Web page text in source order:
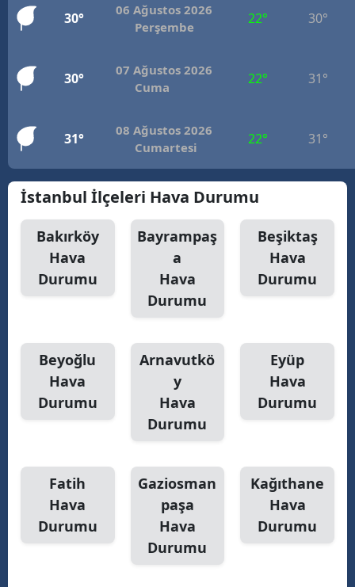
30°
06 Ağustos 2026
Perşembe
22° 30°
30°
07 Ağustos 2026
Cuma
22° 31°
31°
08 Ağustos 2026
Cumartesi
22° 31°
İstanbul İlçeleri Hava Durumu
Bakırköy
Hava
Durumu
Bayrampaş
a
Hava
Durumu
Beşiktaş
Hava
Durumu
Beyoğlu
Hava
Durumu
Arnavutkö
y
Hava
Durumu
Eyüp
Hava
Durumu
Fatih
Hava
Durumu
Gaziosman
paşa
Hava
Durumu
Kağıthane
Hava
Durumu